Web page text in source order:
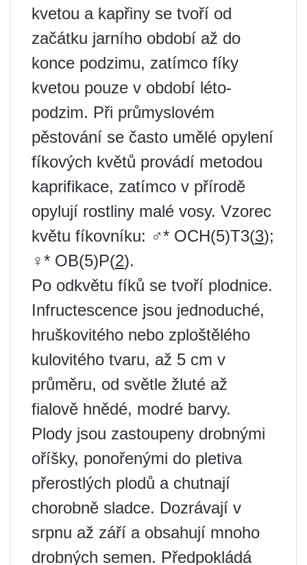
kvetou a kapřiny se tvoří od
začátku jarního období až do
konce podzimu, zatímco fíky
kvetou pouze v období léto-
podzim. Při průmyslovém
pěstování se často umělé opylení
fíkových květů provádí metodou
kaprifikace, zatímco v přírodě
opylují rostliny malé vosy. Vzorec
květu fíkovníku: ♂* OCH(5)T3(3);
♀* OB(5)P(2).
Po odkvětu fíků se tvoří plodnice.
Infructescence jsou jednoduché,
hruškovitého nebo zploštělého
kulovitého tvaru, až 5 cm v
průměru, od světle žluté až
fialově hnědé, modré barvy.
Plody jsou zastoupeny drobnými
oříšky, ponořenými do pletiva
přerostlých plodů a chutnají
chorobně sladce. Dozrávají v
srpnu až září a obsahují mnoho
drobných semen. Předpokládá